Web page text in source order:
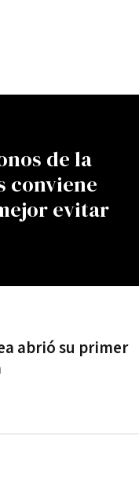
de la
conviene
evitar
abrió su primer